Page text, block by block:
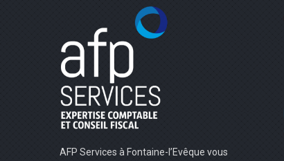
AFP Services à Fontaine-l’Evêque vous